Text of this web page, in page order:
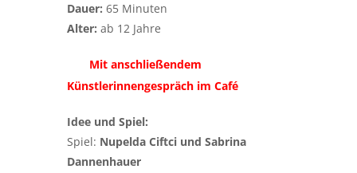
Dauer: 65 Minuten
Alter: ab 12 Jahre
Mit anschließendem
Künstlerinnengespräch im Café
Idee und Spiel:
Spiel: Nupelda Ciftci und Sabrina
Dannenhauer